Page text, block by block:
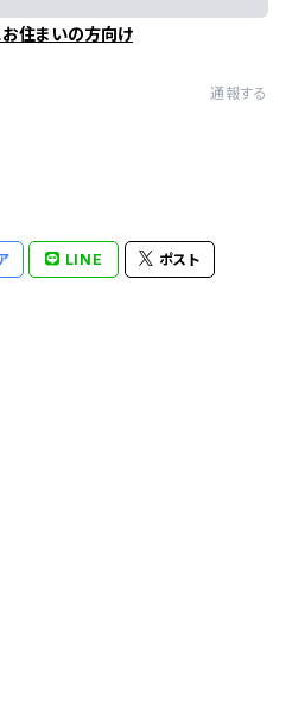
住まいの方向け
通報する
LINE ポスト